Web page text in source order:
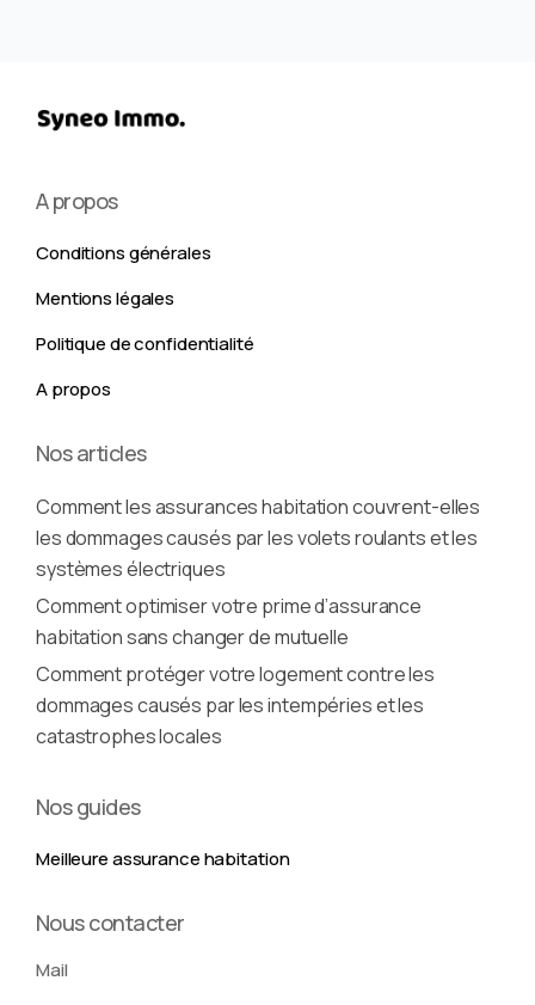
A propos
Conditions générales
Mentions légales
Politique de confidentialité
A propos
Nos articles
Comment les assurances habitation couvrent-elles
les dommages causés par les volets roulants et les
systèmes électriques
Comment optimiser votre prime d’assurance
habitation sans changer de mutuelle
Comment protéger votre logement contre les
dommages causés par les intempéries et les
catastrophes locales
Nos guides
Meilleure assurance habitation
Nous contacter
Mail